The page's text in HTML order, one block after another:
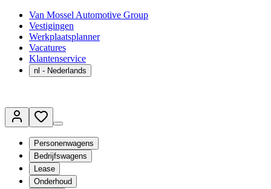
Van Mossel Automotive Group
Vestigingen
Werkplaatsplanner
Vacatures
Klantenservice
nl - Nederlands
Personenwagens
Bedrijfswagens
Lease
Onderhoud